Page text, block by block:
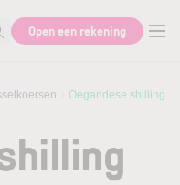
naar informatie
Open een rekening
Oegandese shilling